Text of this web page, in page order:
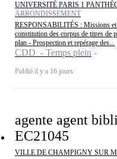
UNIVERSITÉ PARIS 1
ARRONDISSEMENT
RESPONSABILITÉS : Missions
constitution des corpus de titres de
plan - Prospection et repérage des...
CDD - Temps plein
Publié il y a 16 jours
agente agent
EC21045
VILLE DE CHAMPIGNY SUR